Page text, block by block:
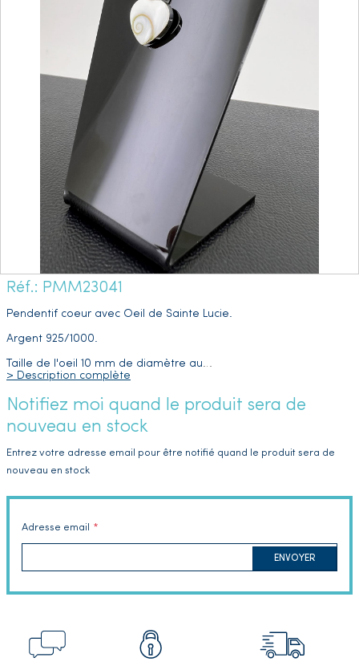
Réf.: PMM23041
Pendentif coeur avec Oeil de Sainte Lucie.
Argent 925/1000.
Taille de l'oeil 10 mm de diamètre au…
> Description complète
Notifiez moi quand le produit sera de
nouveau en stock
Entrez votre adresse email pour être notifié quand le produit sera de
nouveau en stock
Adresse email
ENVOYER